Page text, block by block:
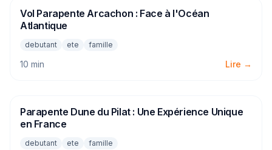
PARAPENTE
Vol Parapente Arcachon : Face à l'Océan
Atlantique
debutant ete famille
10 min Lire →
PARAPENTE
Parapente Dune du Pilat : Une Expérience Unique
en France
debutant ete famille